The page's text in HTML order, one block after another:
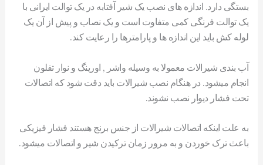
بستگی دارد. اندازه های نصب یک شیر آفتابه در یک توالت ایرانی با
یک توالت فرنگی کمی متفاوت است و یک نصاب و پیش از آن یک
لوله کش باید این اندازه ها و پارامترها را رعایت کند.
آب بندی شیرالات معمولا به وسیله واشر , اورینگ و نوار تفلون
انجام میشود. در هنگام نصب شیرالات باید دقت شود که اتصالات
تحت فشار دیوار نصب نشوند.
به علت اینکه اتصالات شیرالات از جنس برنج هستند فشار فیزیکی
باعث ترک خوردن و به مرور زمان ترکیدن شیر و اتصالات میشود.